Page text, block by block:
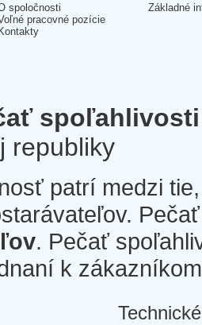
spoločnosti
pracovné pozície
Kontakty
Základné
spoľahlivosti
republiky
patrí medzi
. Pečať
k